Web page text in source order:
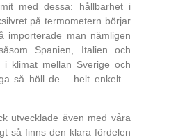
med dessa: hållbarhet i
på termometern börjar
importerade man nämligen
Spanien, Italien och
i klimat mellan Sverige och
så höll de – helt enkelt –
utvecklade även med våra
så finns den klara fördelen